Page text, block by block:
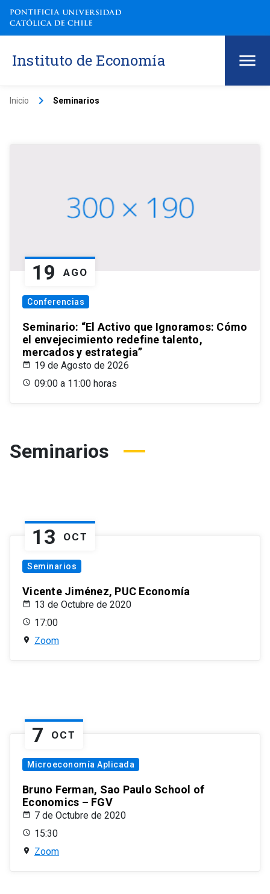
Instituto de Economía
Inicio keyboard_arrow_right Seminarios
19 AGO
Conferencias
Seminario: “El Activo que Ignoramos: Cómo
el envejecimiento redefine talento,
mercados y estrategia”
19 de Agosto de 2026
09:00 a 11:00 horas
Seminarios
13 OCT
Seminarios
Vicente Jiménez, PUC Economía
13 de Octubre de 2020
17:00
Zoom
7 OCT
Microeconomía Aplicada
Bruno Ferman, Sao Paulo School of
Economics – FGV
7 de Octubre de 2020
15:30
Zoom